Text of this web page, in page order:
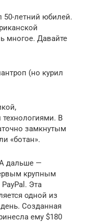
летний юбилей.
многое. Давайте
(но курил
В
замкнутым
«ботан».
дальше —
крупным
Эта
одной из
Созданная
ему $180